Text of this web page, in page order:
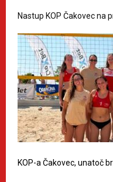
Nastup KOP Čakovec na
KOP-a Čakovec, unatoč